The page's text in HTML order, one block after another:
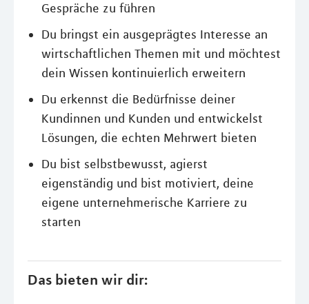
Gespräche zu führen
Du bringst ein ausgeprägtes Interesse an
wirtschaftlichen Themen mit und möchtest
dein Wissen kontinuierlich erweitern
Du erkennst die Bedürfnisse deiner
Kundinnen und Kunden und entwickelst
Lösungen, die echten Mehrwert bieten
Du bist selbstbewusst, agierst
eigenständig und bist motiviert, deine
eigene unternehmerische Karriere zu
starten
Das bieten wir dir: